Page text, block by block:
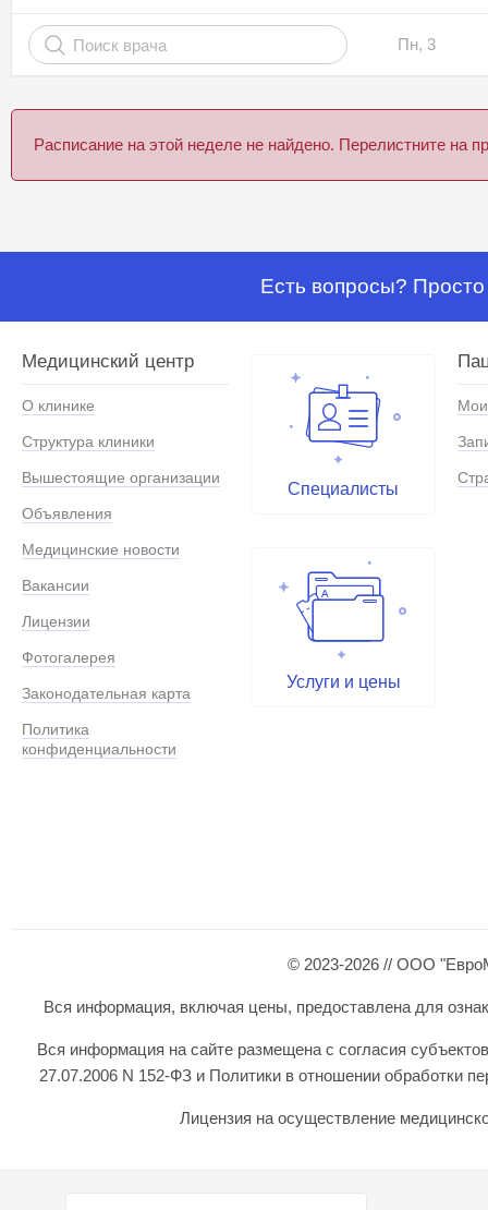
Пн, 3
Расписание на этой неделе не найдено. Перелистните
Есть вопросы?
Медицинский центр
О клинике
Структура клиники
Вышестоящие организации
Объявления
Медицинские новости
Вакансии
Лицензии
Фотогалерея
Законодательная карта
Политика
конфиденциальности
Специалисты
Услуги и цены
© 2023-2026 // ООО
Вся информация, включая цены, предоставлена для
Вся информация на сайте размещена с согласия
27.07.2006 N 152-ФЗ и Политики в отношении обработки
Лицензия на осуществление